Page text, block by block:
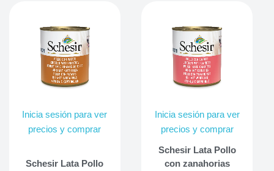
Inicia sesión para ver
precios y comprar
Schesir Lata Pollo
Inicia sesión para ver
precios y comprar
Schesir Lata Pollo
con zanahorias